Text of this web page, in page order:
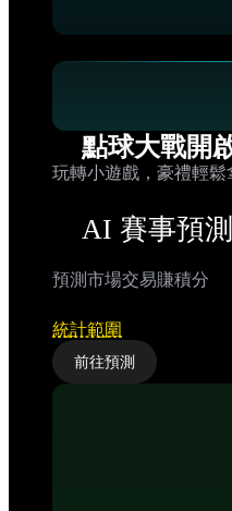
點球大戰開
玩轉小遊戲，豪禮輕鬆
AI 賽事預測
預測市場交易賺積分
統計範圍
前往預測